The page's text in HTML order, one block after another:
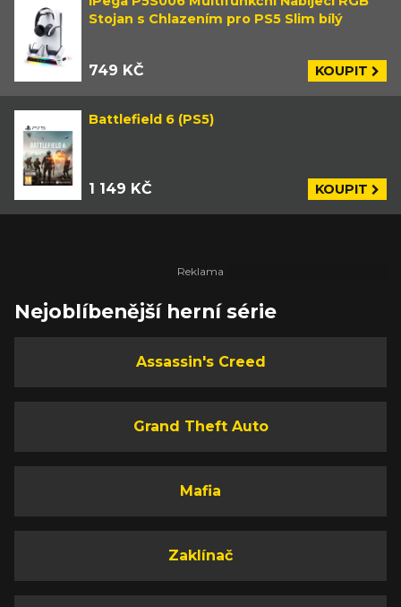
Stojan s Chlazením pro PS5 Slim bílý
749 KČ KOUPIT
Battlefield 6 (PS5)
1 149 KČ KOUPIT
Nejoblíbenější herní série
Assassin's Creed
Grand Theft Auto
Mafia
Zaklínač